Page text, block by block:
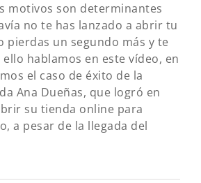
motivos son determinantes
no te has lanzado a abrir tu
pierdas un segundo más y te
ello hablamos en este vídeo, en
el caso de éxito de la
Ana Dueñas, que logró en
su tienda online para
a pesar de la llegada del